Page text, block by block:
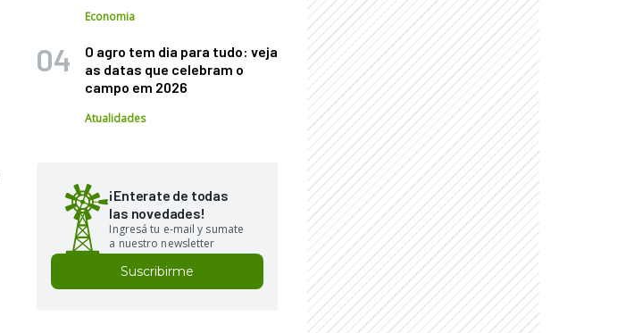
Economia
O agro tem dia para tudo: veja
as datas que celebram o
campo em 2026
Atualidades
¡Enterate de todas
las novedades!
Ingresá tu e-mail y sumate
a nuestro newsletter
Suscribirme